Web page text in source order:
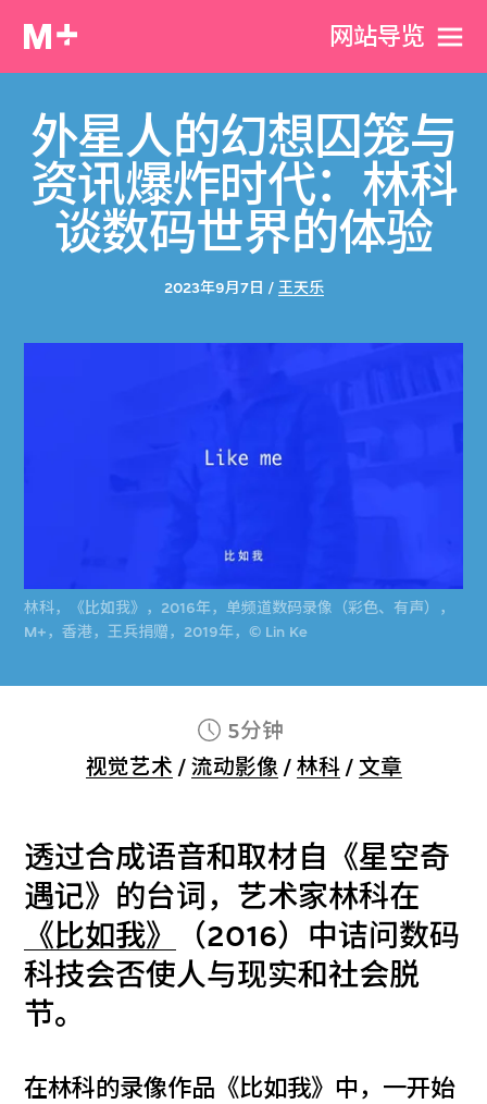
网站导览
2023年9月7日 / 王天乐
外星人的幻想囚笼与
资讯爆炸时代：林科
谈数码世界的体验
林科，《比如我》，2016年，单频道数码录像（彩色、有声），
M+，香港，王兵捐赠，2019年，© Lin Ke
5分钟
视觉艺术 / 流动影像 / 林科/ 文章
透过合成语音和取材自《星空奇
遇记》的台词，艺术家林科在
《比如我》
（2016）中诘问数码
科技会否使人与现实和社会脱
节。
在林科的录像作品《比如我》中，一开始